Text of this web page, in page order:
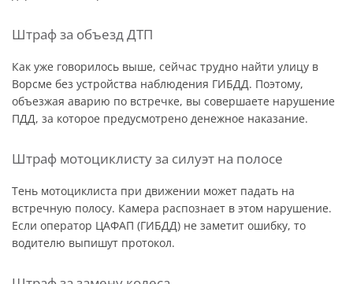
Штраф за объезд ДТП
Как уже говорилось выше, сейчас трудно найти улицу в
Ворсме без устройства наблюдения ГИБДД. Поэтому,
объезжая аварию по встречке, вы совершаете нарушение
ПДД, за которое предусмотрено денежное наказание.
Штраф мотоциклисту за силуэт на полосе
Тень мотоциклиста при движении может падать на
встречную полосу. Камера распознает в этом нарушение.
Если оператор ЦАФАП (ГИБДД) не заметит ошибку, то
водителю выпишут протокол.